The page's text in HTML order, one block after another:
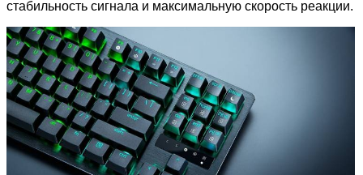
стабильность сигнала и максимальную скорость реакции.